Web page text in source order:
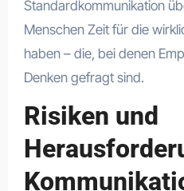
Standardkommunikation
Menschen Zeit für die
haben – die, bei denen
Denken gefragt sind.
Risiken und